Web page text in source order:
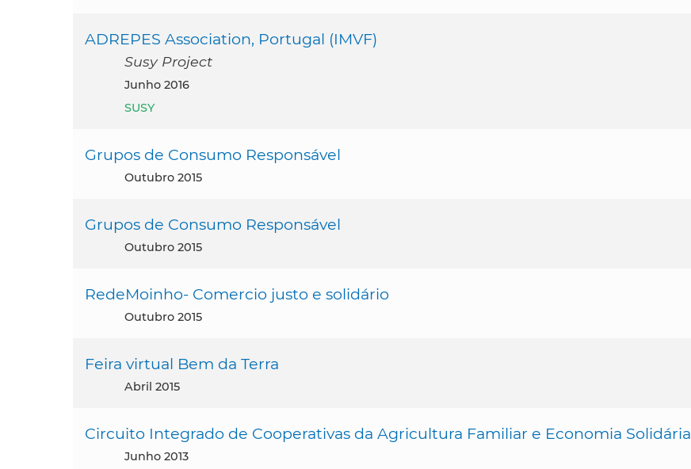
ADREPES Association, Portugal (IMVF)
Susy Project
junho 2016
SUSY
Grupos de Consumo Responsável
outubro 2015
Grupos de Consumo Responsável
outubro 2015
RedeMoinho- Comercio justo e solidário
outubro 2015
Feira virtual Bem da Terra
abril 2015
Circuito Integrado de Cooperativas da Agricultura Familiar e Economia Solidária
junho 2013